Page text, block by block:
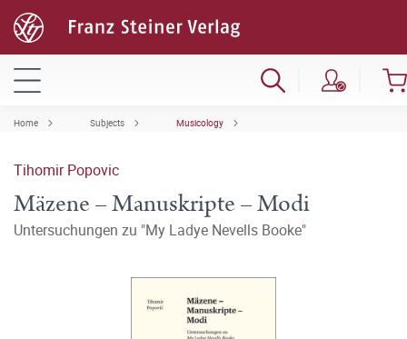
Home Subjects Musicology
Tihomir Popovic
Mäzene – Manuskripte – Modi
Untersuchungen zu "My Ladye Nevells Booke"